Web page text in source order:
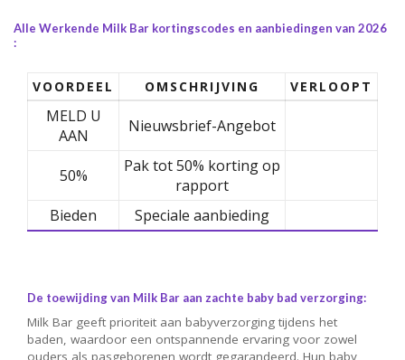
Alle Werkende Milk Bar kortingscodes en aanbiedingen van 2026
:
VOORDEEL OMSCHRIJVING VERLOOPT
MELD U
AAN
Nieuwsbrief-Angebot
50%
Pak tot 50% korting op
rapport
Bieden
Speciale aanbieding
De toewijding van Milk Bar aan zachte baby bad verzorging:
Milk Bar geeft prioriteit aan babyverzorging tijdens het
baden, waardoor een ontspannende ervaring voor zowel
ouders als pasgeborenen wordt gegarandeerd. Hun baby